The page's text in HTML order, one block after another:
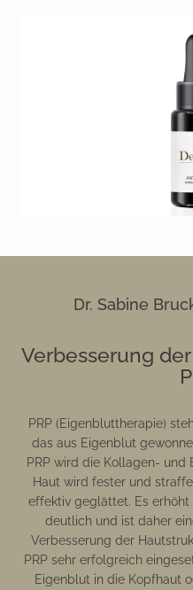
Dr. Sabine
Verbesserung
PRP (Eigenbluttherapie)
das aus Eigenblut
PRP wird die Kollagen- und
Haut wird fester und
effektiv geglättet. Es
deutlich und ist daher
Verbesserung der
PRP sehr erfolgreich
Eigenblut in die Kopfhaut